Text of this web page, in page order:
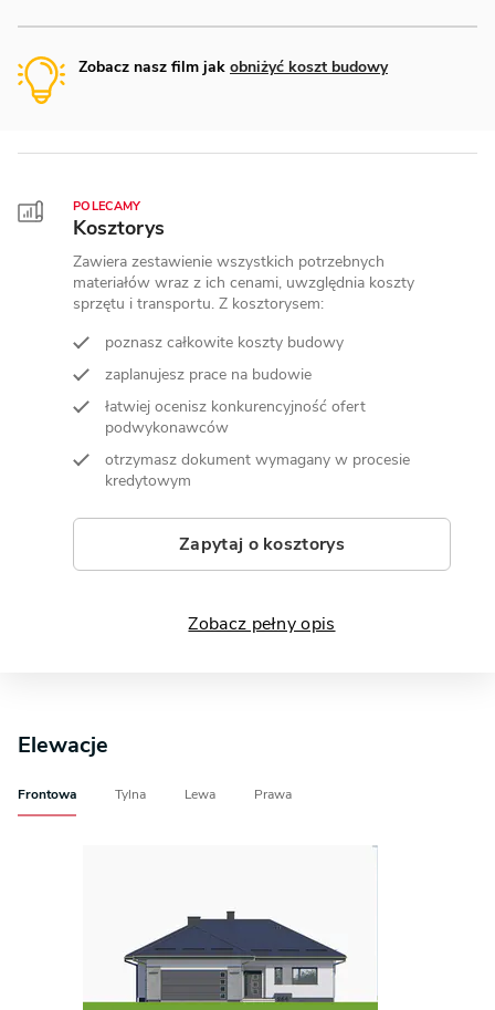
Zobacz nasz film jak obniżyć koszt budowy
POLECAMY
Kosztorys
Zawiera zestawienie wszystkich potrzebnych
materiałów wraz z ich cenami, uwzględnia koszty
sprzętu i transportu. Z kosztorysem:
poznasz całkowite koszty budowy
zaplanujesz prace na budowie
łatwiej ocenisz konkurencyjność ofert
podwykonawców
otrzymasz dokument wymagany w procesie
kredytowym
Zapytaj o kosztorys
Zobacz pełny opis
Elewacje
Frontowa Tylna Lewa Prawa